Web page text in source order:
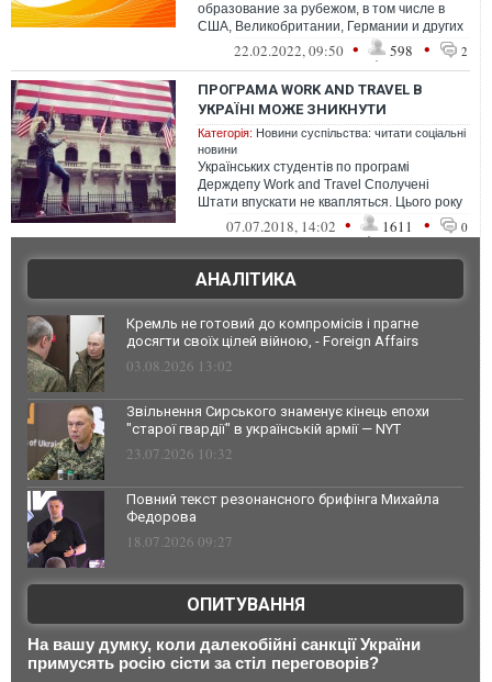
образование за рубежом, в том числе в
США, Великобритании, Германии и других
странах с каждым получает все больш...
22.02.2022, 09:50 • 598 • 2
ПРОГРАМА WORK AND TRAVEL В
УКРАЇНІ МОЖЕ ЗНИКНУТИ
Категорія: Новини суспільства: читати соціальні
новини
Українських студентів по програмі
Держдепу Work and Travel Сполучені
Штати впускати не квапляться. Цього року
їхати дозволили лише приблизно 20
відсот...
07.07.2018, 14:02 • 1611 • 0
АНАЛІТИКА
Кремль не готовий до компромісів і прагне
досягти своїх цілей війною, - Foreign Affairs
03.08.2026 13:02
Звільнення Сирського знаменує кінець епохи
"старої гвардії" в українській армії — NYT
23.07.2026 10:32
Повний текст резонансного брифінга Михайла
Федорова
18.07.2026 09:27
ОПИТУВАННЯ
На вашу думку, коли далекобійні санкції України
примусять росію сісти за стіл переговорів?